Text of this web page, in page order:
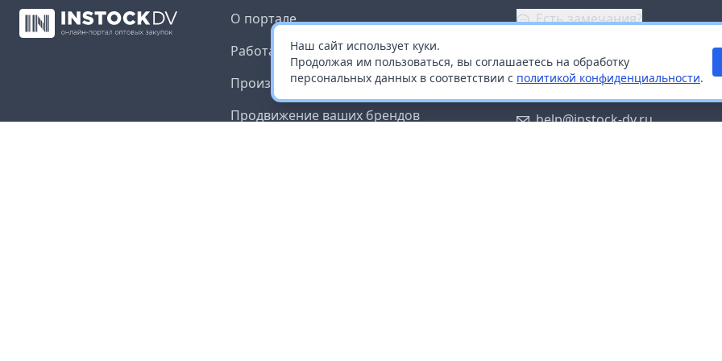
Наш сайт использует куки.
Продолжая им пользоваться, вы соглашаетесь на обработку
персональных данных в соответствии с политикой конфиденциальности.
О портале
Работа с платформой
Производителям и дистрибьюторам
Продвижение ваших брендов
Есть замечания?
Заказать звонок
help@instock-dv.ru